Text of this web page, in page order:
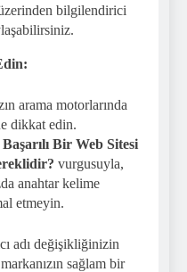
bilgilendirici
arama motorlarında
dikkat edin.
Bir Web Sitesi
vurgusuyla,
anahtar kelime
etmeyin.
adı değişikliğinizin
sağlam bir